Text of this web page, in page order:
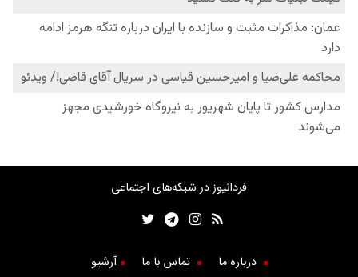
فردانیوز در شبکه‌های اجتماعی
درباره ما تماس با ما آرشیو